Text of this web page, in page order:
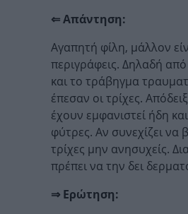
⇐ Απάντηση:
Αγαπητή φίλη, μάλλον
περιγράφεις. Δηλαδή
και το τράβηγμα
έπεσαν οι τρίχες.
έχουν εμφανιστεί ήδη
φύτρες. Αν συνεχίζει να
τρίχες μην ανησυχείς.
πρέπει να την δει
⇒ Ερώτηση: